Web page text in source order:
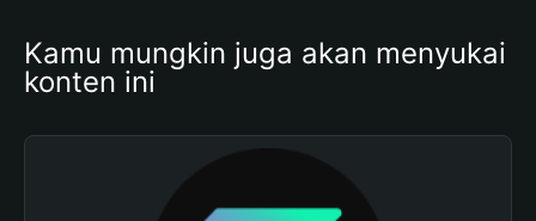
Kamu mungkin juga akan menyukai
konten ini